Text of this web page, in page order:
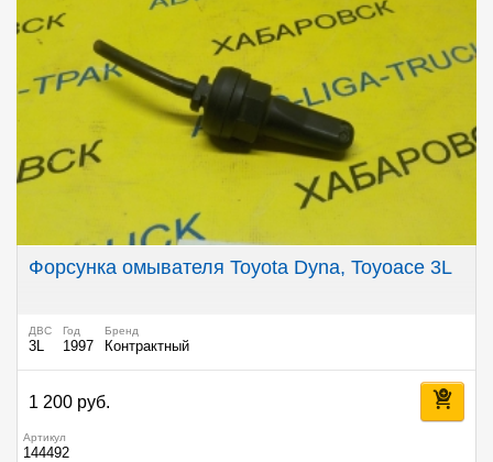
Форсунка омывателя Toyota Dyna, Toyoace 3L
ДВС
3L
Год
1997
Бренд
Контрактный
1 200 руб.
Артикул
144492